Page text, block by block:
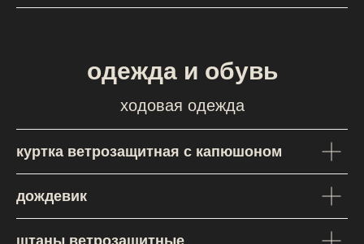
одежда и обувь
ходовая одежда
куртка ветрозащитная с капюшоном
дождевик
штаны ветрозащитные